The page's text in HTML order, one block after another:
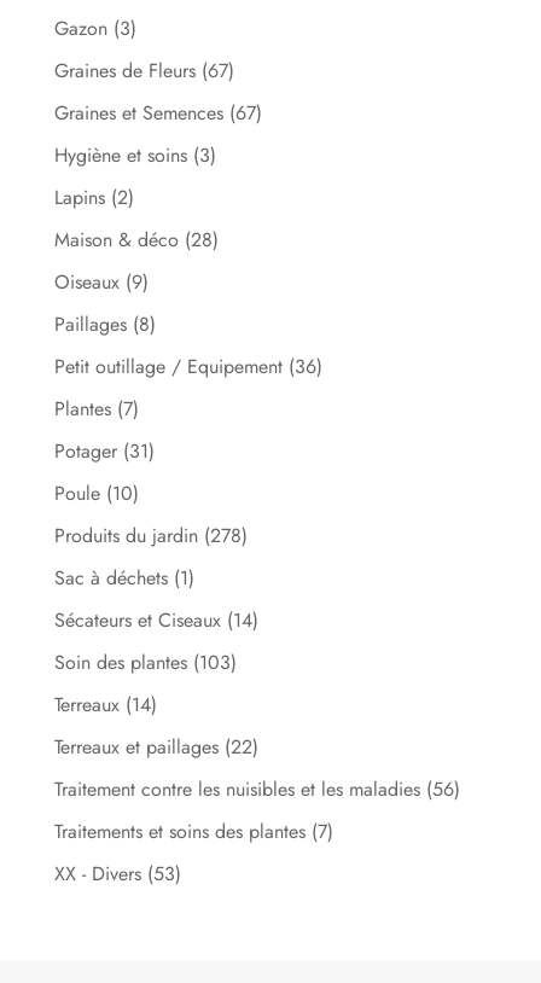
Gazon (3)
Graines de Fleurs (67)
Graines et Semences (67)
Hygiène et soins (3)
Lapins (2)
Maison & déco (28)
Oiseaux (9)
Paillages (8)
Petit outillage / Equipement (36)
Plantes (7)
Potager (31)
Poule (10)
Produits du jardin (278)
Sac à déchets (1)
Sécateurs et Ciseaux (14)
Soin des plantes (103)
Terreaux (14)
Terreaux et paillages (22)
Traitement contre les nuisibles et les maladies (56)
Traitements et soins des plantes (7)
XX - Divers (53)